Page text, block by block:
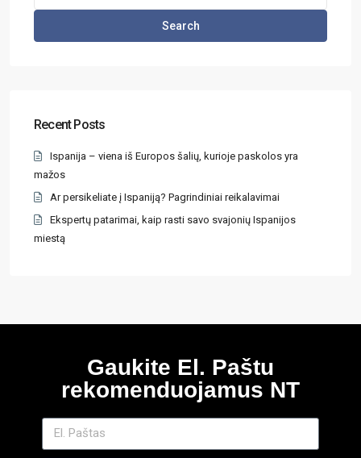
Search
Recent Posts
Ispanija – viena iš Europos šalių, kurioje paskolos yra
mažos
Ar persikeliate į Ispaniją? Pagrindiniai reikalavimai
Ekspertų patarimai, kaip rasti savo svajonių Ispanijos
miestą
Gaukite El. Paštu
rekomenduojamus NT